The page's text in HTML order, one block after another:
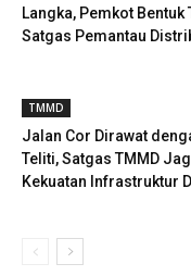
Langka, Pemkot Bentuk
Satgas Pemantau
TMMD
Jalan Cor Dirawat
Teliti, Satgas TMMD
Kekuatan Infrastruktur